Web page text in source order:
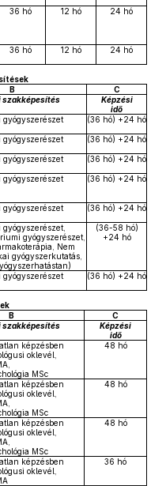
36 hó 12 hó 24 hó
36 hó 12 hó 24 hó
B
C
szakképesítés
Képzési
idő
(36 hó) +24 hó
(36 hó) +24 hó
(36 hó) +24 hó
(36 hó) +24 hó
(36 hó) +24 hó
gyógyszerészet,
Nem
gyógyszerkutatás,
(36-58 hó)
+24 hó
(36 hó) +24 hó
B
C
szakképesítés
Képzési
idő
képzésben
oklevél,
MSc
48 hó
képzésben
oklevél,
MSc
48 hó
képzésben
oklevél,
MSc
48 hó
képzésben
oklevél,
36 hó